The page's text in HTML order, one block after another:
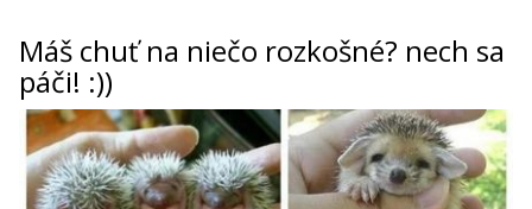
Máš chuť na niečo rozkošné? nech sa
páči! :))